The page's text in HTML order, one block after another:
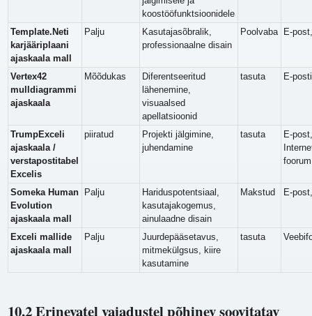
koostööfunktsioonidele
Template.Neti
karjääriplaani
ajaskaala mall
Palju
Kasutajasõbralik,
professionaalne disain
Poolvaba E-
Vertex42
mulldiagrammi
ajaskaala
Mõõdukas
Diferentseeritud
lähenemine,
visuaalsed
apellatsioonid
tasuta E-
TrumpExceli
ajaskaala /
verstapostitabel
Excelis
piiratud
Projekti jälgimine,
juhendamine
tasuta
E-
foorum
Someka Human
Evolution
ajaskaala mall
Palju
Hariduspotentsiaal,
kasutajakogemus,
ainulaadne disain
Makstud E-
Exceli mallide
ajaskaala mall
Palju
Juurdepääsetavus,
mitmekülgsus, kiire
kasutamine
tasuta
10.2 Erinevatel vajadustel põhinev soovitatav